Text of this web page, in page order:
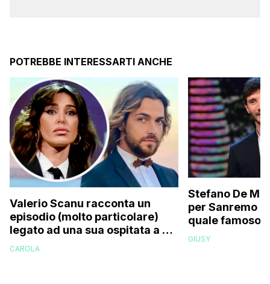
POTREBBE INTERESSARTI ANCHE
Valerio Scanu racconta un
episodio (molto particolare)
legato ad una sua ospitata a Le
Iene mai andata in onda: “Belen
CAROLA
Stefano De
per Sanremo
quale famoso
relativo
GIUSY